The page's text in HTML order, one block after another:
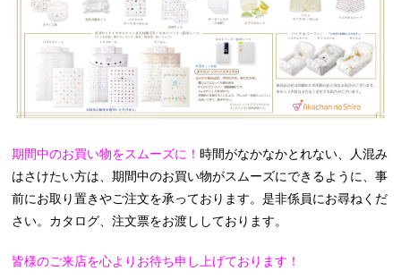
期間中のお買い物をスムーズに！時間がなかなかとれない、人混み
はさけたい方は、期間中のお買い物がスムーズにできるように、事
前にお取り置きやご注文を承っております。是非係員にお尋ねくだ
さい。カタログ、注文票をお渡ししております。
皆様のご来店を心よりお待ち申し上げております！